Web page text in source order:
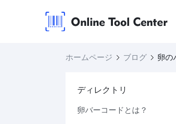
ホームページ ブログ 卵の
ディレクトリ
卵バーコードとは？